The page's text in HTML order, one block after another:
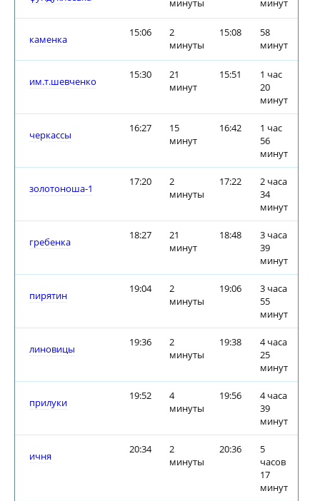
минуты минут
каменка
15:06
2
минуты
15:08
58
минут
им.т.шевченко
15:30
21
минут
15:51
1 час
20
минут
черкассы
16:27
15
минут
16:42
1 час
56
минут
золотоноша-1
17:20
2
минуты
17:22
2 часа
34
минут
гребенка
18:27
21
минут
18:48
3 часа
39
минут
пирятин
19:04
2
минуты
19:06
3 часа
55
минут
линовицы
19:36
2
минуты
19:38
4 часа
25
минут
прилуки
19:52
4
минуты
19:56
4 часа
39
минут
ичня
20:34
2
минуты
20:36
5
часов
17
минут